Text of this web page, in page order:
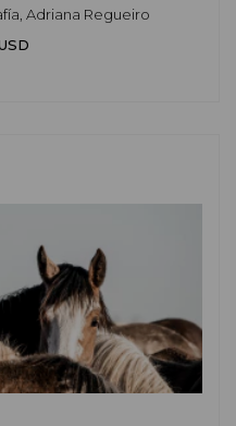
Adriana Regueiro